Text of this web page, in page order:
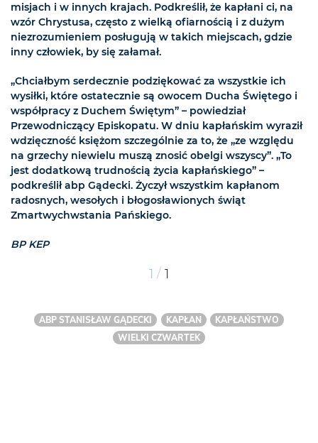
misjach i w innych krajach. Podkreślił, że kapłani ci, na
wzór Chrystusa, często z wielką ofiarnością i z dużym
niezrozumieniem posługują w takich miejscach, gdzie
inny człowiek, by się załamał.
„Chciałbym serdecznie podziękować za wszystkie ich
wysiłki, które ostatecznie są owocem Ducha Świętego i
współpracy z Duchem Świętym” – powiedział
Przewodniczący Episkopatu. W dniu kapłańskim wyraził
wdzięczność księżom szczególnie za to, że „ze względu
na grzechy niewielu muszą znosić obelgi wszyscy”. „To
jest dodatkową trudnością życia kapłańskiego” –
podkreślił abp Gądecki. Życzył wszystkim kapłanom
radosnych, wesołych i błogosławionych świąt
Zmartwychwstania Pańskiego.
BP KEP
1 / 1
ABP STANISŁAW GĄDECKI KAPŁAN
KAPŁAŃSTWO
WIELKI CZWARTEK